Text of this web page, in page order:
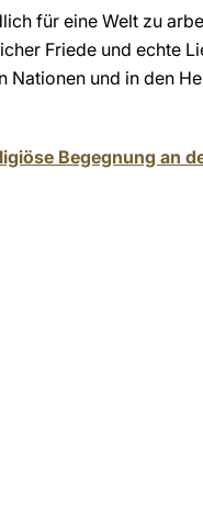
für eine Welt zu
Friede und echte
Nationen und in den
Begegnung an